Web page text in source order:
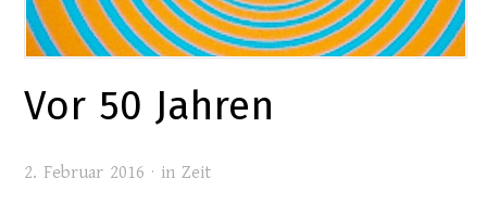
Vor 50 Jahren
2. Februar 2016 · inZeit